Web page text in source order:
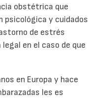
obstétrica que
psicológica y cuidados
de estrés
en el caso de que
en Europa y hace
les es